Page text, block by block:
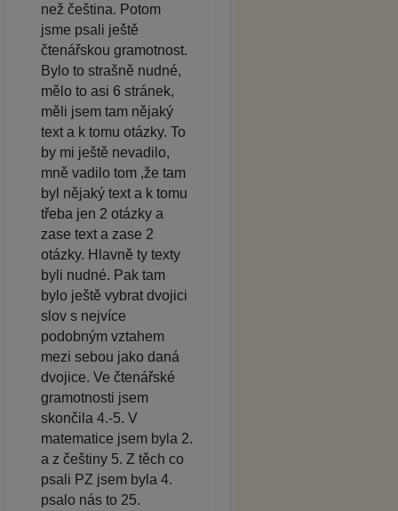
než čeština. Potom
jsme psali ještě
čtenářskou gramotnost.
Bylo to strašně nudné,
mělo to asi 6 stránek,
měli jsem tam nějaký
text a k tomu otázky. To
by mi ještě nevadilo,
mně vadilo tom ,že tam
byl nějaký text a k tomu
třeba jen 2 otázky a
zase text a zase 2
otázky. Hlavně ty texty
byli nudné. Pak tam
bylo ještě vybrat dvojici
slov s nejvíce
podobným vztahem
mezi sebou jako daná
dvojice. Ve čtenářské
gramotnosti jsem
skončila 4.-5. V
matematice jsem byla 2.
a z češtiny 5. Z těch co
psali PZ jsem byla 4.
psalo nás to 25.